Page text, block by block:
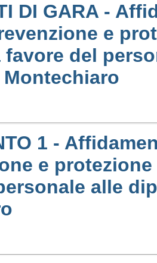
DI GARA -
e
favore del
1 -
e
alle